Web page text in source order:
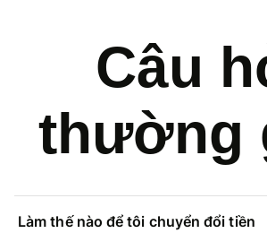
Câu
thường
Làm thế nào để tôi chuyển đổi tiền